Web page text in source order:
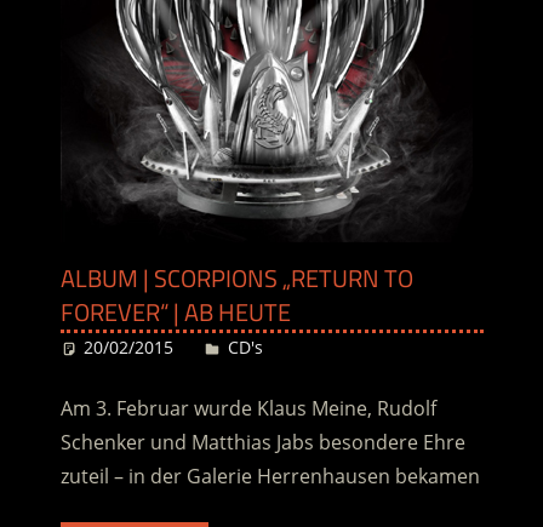
ALBUM | SCORPIONS „RETURN TO
FOREVER“ | AB HEUTE
20/02/2015 Desiree
CD's
Am 3. Februar wurde Klaus Meine, Rudolf
Schenker und Matthias Jabs besondere Ehre
zuteil – in der Galerie Herrenhausen bekamen